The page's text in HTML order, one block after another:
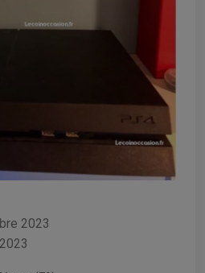
2023